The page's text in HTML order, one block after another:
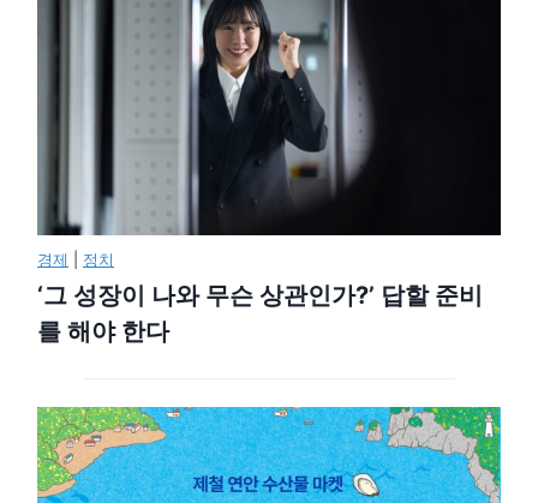
경제 정치
‘그 성장이 나와 무슨 상관인가?’ 답할 준비
를 해야 한다